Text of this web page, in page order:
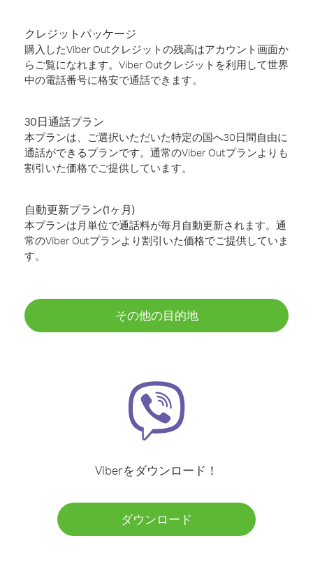
クレジットパッケージ
購入したViber Outクレジットの残高はアカウント画面か
らご覧になれます。Viber Outクレジットを利用して世界
中の電話番号に格安で通話できます。
30日通話プラン
本プランは、ご選択いただいた特定の国へ30日間自由に
通話ができるプランです。通常のViber Outプランよりも
割引いた価格でご提供しています。
自動更新プラン(1ヶ月)
本プランは月単位で通話料が毎月自動更新されます。通
常のViber Outプランより割引いた価格でご提供していま
す。
その他の目的地
Viberをダウンロード！
ダウンロード